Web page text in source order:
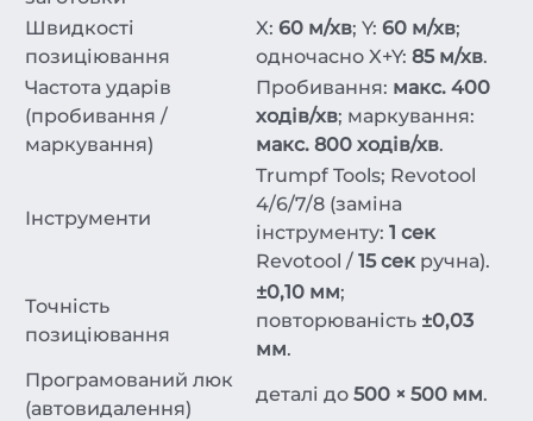
Швидкості
позиціювання
X: 60 м/хв; Y: 60 м/хв;
одночасно X+Y: 85 м/хв.
Частота ударів
(пробивання /
маркування)
Пробивання: макс. 400
ходів/хв; маркування:
макс. 800 ходів/хв.
Інструменти
Trumpf Tools; Revotool
4/6/7/8 (заміна
інструменту: 1 сек
Revotool / 15 сек ручна).
Точність
позиціювання
±0,10 мм;
повторюваність ±0,03
мм.
Програмований люк
(автовидалення)
деталі до 500 × 500 мм.